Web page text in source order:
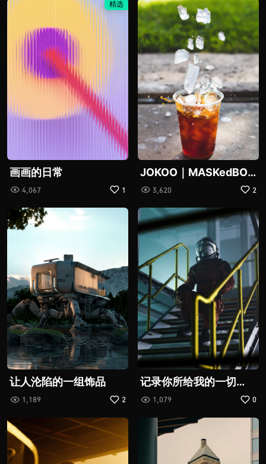
精选
画画的日常
4,067 1
JOKOO｜MASKedBOY
面具男孩
3,620 2
让人沦陷的一组饰品
1,189 2
记录你所给我的一切
《断·桥》电影推广曲
1,079 0